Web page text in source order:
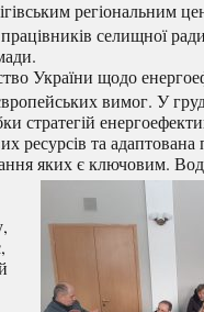
регіональним
працівників селищної
України щодо
вимог. У
стратегій
ресурсів та адаптована
яких є ключовим.